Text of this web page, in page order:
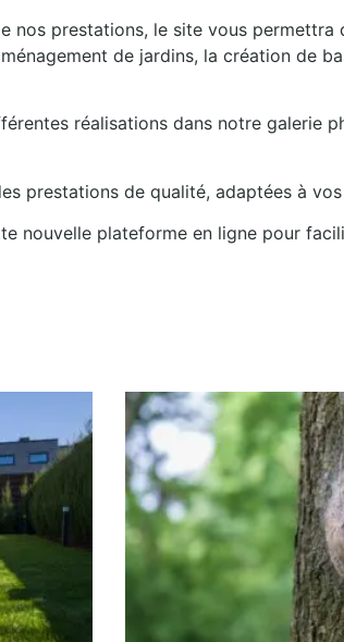
nos prestations, le site vous
de jardins, la création de
réalisations dans notre galerie
prestations de qualité, adaptées à
nouvelle plateforme en ligne pour